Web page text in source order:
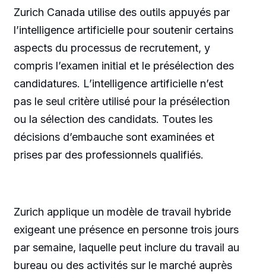
Zurich Canada utilise des outils appuyés par
l’intelligence artificielle pour soutenir certains
aspects du processus de recrutement, y
compris l’examen initial et le présélection des
candidatures. L’intelligence artificielle n’est
pas le seul critère utilisé pour la présélection
ou la sélection des candidats. Toutes les
décisions d’embauche sont examinées et
prises par des professionnels qualifiés.
Zurich applique un modèle de travail hybride
exigeant une présence en personne trois jours
par semaine, laquelle peut inclure du travail au
bureau ou des activités sur le marché auprès